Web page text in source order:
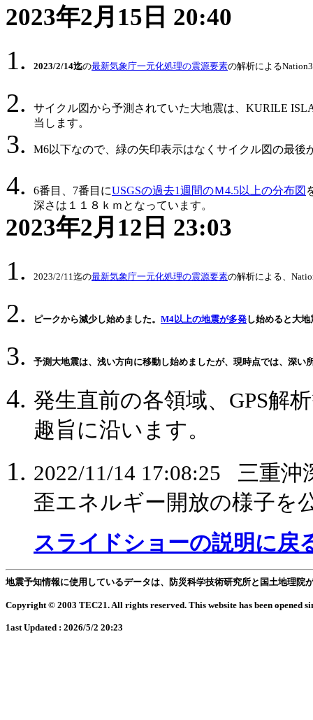
2023年2月15日 20:40
2023/2/14迄の最新気象庁一元化処理の震源要素の解析による
サイクル図から予測されていた大地震は、KURILE
当します。
M6以下なので、緑の矢印表示はなくサイクル図の最後
6番目、7番目にUSGSの過去1週間のＭ4.5以上の分布図
深さは１１８ｋｍとなっています。
2023年2月12日 23:03
2023/2/11迄の最新気象庁一元化処理の震源要素の解析による、
ピークから減少し始めました。 M4以上の地震が多発し始めると大
予測大地震は、浅い方向に移動し始めましたが、 現時点では、 深い
発生直前の各領域、GPS解
趣旨に沿います。
2022/11/14 17:08:25 三重
歪エネルギー開放の様子を
スライドショーの説明に戻
地震予知情報に使用しているデータは、防災科学技術研究所と国土地理
Copyright © 2003 TEC21. All rights reserved. This website has been opened
1ast Updated : 2026/5/2 20:23